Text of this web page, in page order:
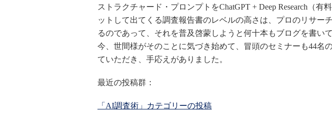
ストラクチャード・プロンプトをChatGPT + Deep Research（有
ットして出てくる調査報告書のレベルの高さは、プロのリサー
るのであって、それを普及啓蒙しようと何十本もブログを書い
今、世間様がそのことに気づき始めて、冒頭のセミナーも44名
ていただき、手応えがありました。
最近の投稿群：
「AI調査術」カテゴリーの投稿